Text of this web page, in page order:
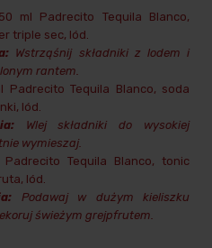
ml Padrecito Tequila Blanco,
triple sec, lód.
Wstrząśnij składniki z lodem i
rantem.
Padrecito Tequila Blanco, soda
lód.
Wlej składniki do wysokiej
wymieszaj.
Tequila Blanco, tonic
lód.
Podawaj w dużym kieliszku
świeżym grejpfrutem.